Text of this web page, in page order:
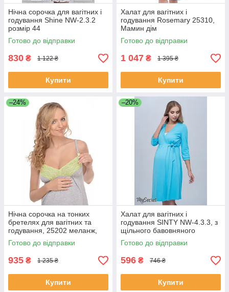
Нічна сорочка для вагітних і
годування Shine NW-2.3.2
розмір 44
Готово до відправки
830 ₴ 1 122 ₴
Купити
Халат для вагітних і
годування Rosemary 25310,
Мамин дім
Готово до відправки
1 047 ₴ 1 395 ₴
Купити
–24%
Нічна сорочка на тонких
бретелях для вагітних та
годування, 25202 меланж,
Мамин дім
Готово до відправки
935 ₴ 1 235 ₴
Купити
–20%
Халат для вагітних і
годування SINTY NW-4.3.3, з
щільного бавовняного
трикотажу, блакитний
Готово до відправки
596 ₴ 746 ₴
Купити